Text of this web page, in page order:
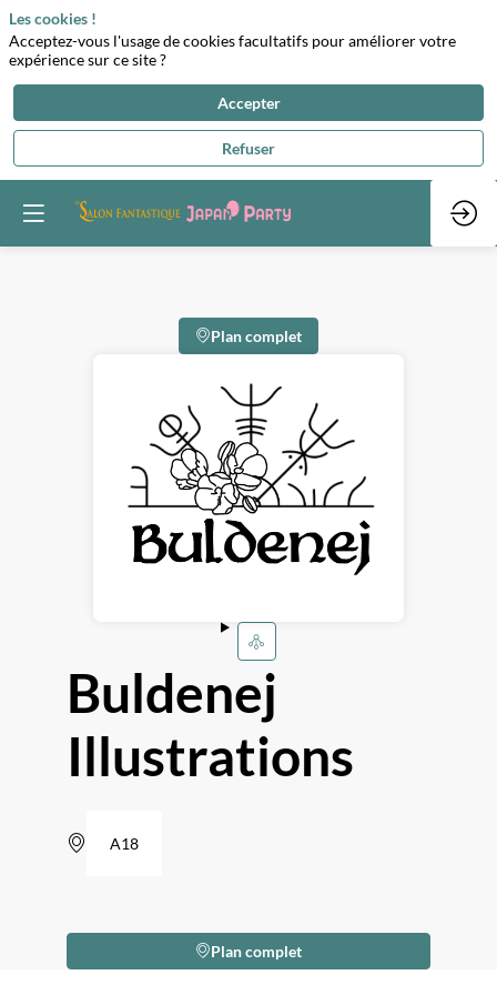
Plan complet
Buldenej
Illustrations
A18
Plan complet
Les cookies !
Acceptez-vous l'usage de cookies facultatifs pour améliorer votre
expérience sur ce site ?
Accepter
Refuser